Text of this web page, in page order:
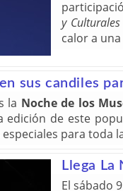
y
calor a
sus candiles
la Noche de los
edición de este
para toda
Llega
El sábado